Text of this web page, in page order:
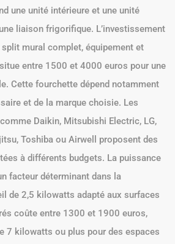
une unité intérieure et une unité
liaison frigorifique. L’investissement
mural complet, équipement et
entre 1500 et 4000 euros pour une
Cette fourchette dépend notamment
et de la marque choisie. Les
Daikin, Mitsubishi Electric, LG,
Toshiba ou Airwell proposent des
à différents budgets. La puissance
facteur déterminant dans la
de 2,5 kilowatts adapté aux surfaces
coûte entre 1300 et 1900 euros,
7 kilowatts ou plus pour des espaces